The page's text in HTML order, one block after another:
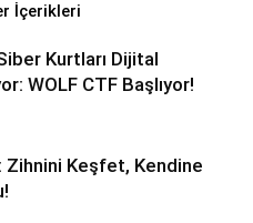
İçerikleri
Kurtları Dijital
WOLF CTF Başlıyor!
Zihnini Keşfet, Kendine